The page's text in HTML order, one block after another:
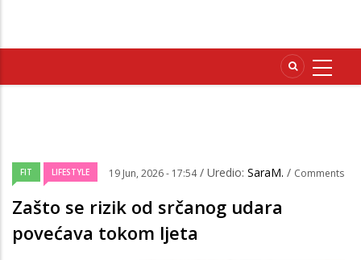
FIT LIFESTYLE 19 Jun, 2026 - 17:54 / Uredio: SaraM. / Comments
Zašto se rizik od srčanog udara
povećava tokom ljeta